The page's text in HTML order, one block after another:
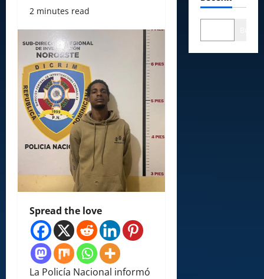
2 minutes read
Spread the love
La Policía Nacional informó